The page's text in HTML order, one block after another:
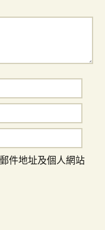
件地址及個人網站